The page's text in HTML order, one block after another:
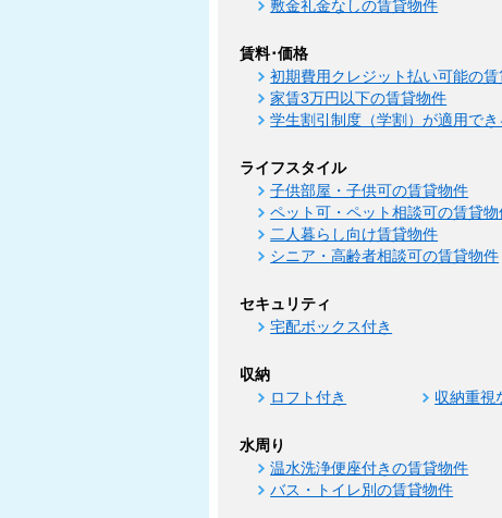
敷金礼金なしの賃貸物件
賃料･価格
初期費用クレジット払い可能の
家賃3万円以下の賃貸物件
学生割引制度（学割）が適用で
ライフスタイル
子供部屋・子供可の賃貸物件
ペット可・ペット相談可の賃貸物
二人暮らし向け賃貸物件
シニア・高齢者相談可の賃貸物件
セキュリティ
宅配ボックス付き
収納
ロフト付き 収納重視
水周り
温水洗浄便座付きの賃貸物件
バス・トイレ別の賃貸物件